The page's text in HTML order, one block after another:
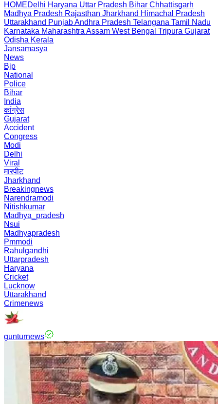
HOMEDelhi Haryana Uttar Pradesh Bihar Chhattisgarh
Madhya Pradesh Rajasthan Jharkhand Himachal Pradesh
Uttarakhand PunjabAndhra Pradesh Telangana Tamil Nadu
Karnataka Maharashtra Assam West Bengal Tripura Gujarat
Odisha Kerala
Jansamasya
News
Bjp
National
Police
Bihar
India
कांग्रेस
Gujarat
Accident
Congress
Modi
Delhi
Viral
मारपीट
Jharkhand
Breakingnews
Narendramodi
Nitishkumar
Madhya_pradesh
Nsui
Madhyapradesh
Pmmodi
Rahulgandhi
Uttarpradesh
Haryana
Cricket
Lucknow
Uttarakhand
Crimenews
gunturnews